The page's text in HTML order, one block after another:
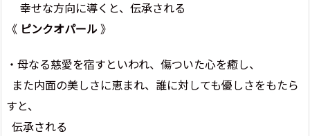
幸せな方向に導くと、伝承される
《 ピンクオパール》
・母なる慈愛を宿すといわれ、傷ついた心を癒し、
また内面の美しさに恵まれ、誰に対しても優しさをもたら
すと、
伝承される